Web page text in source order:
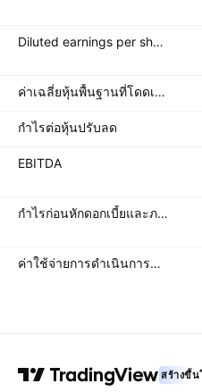
Diluted earnings per share (diluted EPS)
ค่าเฉลี่ยหุ้นพื้นฐานที่โดดเด่น
กำไรต่อหุ้นปรับลด
EBITDA
กำไรก่อนหักดอกเบี้ยและภาษี
ค่าใช้จ่ายการดำเนินการทั้งหมด
สร้างขึ้